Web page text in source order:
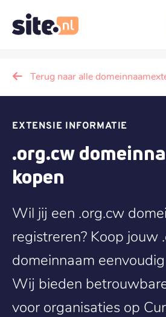
Terug naar alle
EXTENSIE INFORMATIE
.org.cw
kopen
Wil jij een .org.cw
registreren? Koop jouw
domeinnaam
Wij bieden
voor organisaties op